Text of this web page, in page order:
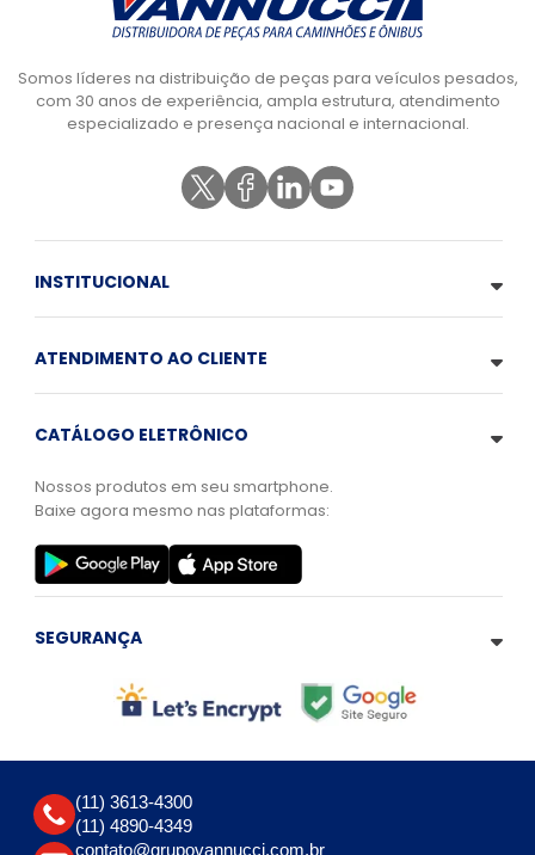
Somos líderes na distribuição de peças para veículos pesados,
com 30 anos de experiência, ampla estrutura, atendimento
especializado e presença nacional e internacional.
INSTITUCIONAL
ATENDIMENTO AO CLIENTE
CATÁLOGO ELETRÔNICO
Nossos produtos em seu smartphone.
Baixe agora mesmo nas plataformas:
SEGURANÇA
(11) 3613-4300
(11) 4890-4349
contato@grupovannucci.com.br